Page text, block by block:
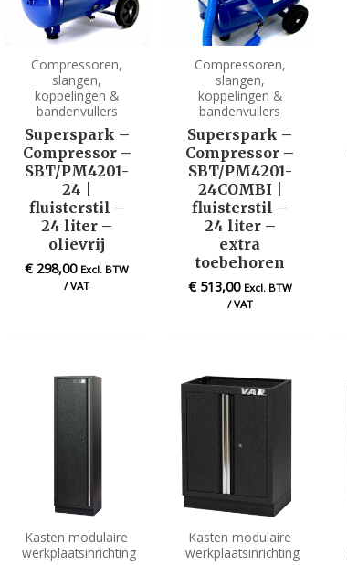
Compressoren,
slangen,
koppelingen &
bandenvullers
Superspark –
Compressor –
SBT/PM4201-
24 |
fluisterstil –
24 liter –
olievrij
€298,00 Excl. BTW
/ VAT
Compressoren,
slangen,
koppelingen &
bandenvullers
Superspark –
Compressor –
SBT/PM4201-
24COMBI |
fluisterstil –
24 liter –
extra
toebehoren
€513,00 Excl. BTW
/ VAT
Kasten modulaire
werkplaatsinrichting
Kasten modulaire
werkplaatsinrichting